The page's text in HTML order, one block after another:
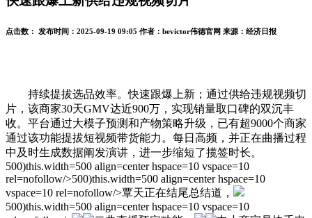
点击数： 发布时间： 2025-09-19 09:05 作者： bevictor伟德官网 来源： 经济日报
持续提拔选品效率。快速跟爆上新；通过供给违规视频切
片，该商家30天GMV达近900万，实现销量取口碑的双沉丰
收。平台通过大模子预测和产物策略升级，已有超9000个商家
通过该功能提拔短视频带货能力。每日高频，并正在曲播过程
中及时生成数据阐发演讲，进一步缩短了揽签时长。
500)this.width=500 align=center hspace=10 vspace=10
rel=nofollow/>500)this.width=500 align=center hspace=10
vspace=10 rel=nofollow/>覃天正在结尾总结道，
500)this.width=500 align=center hspace=10 vspace=10